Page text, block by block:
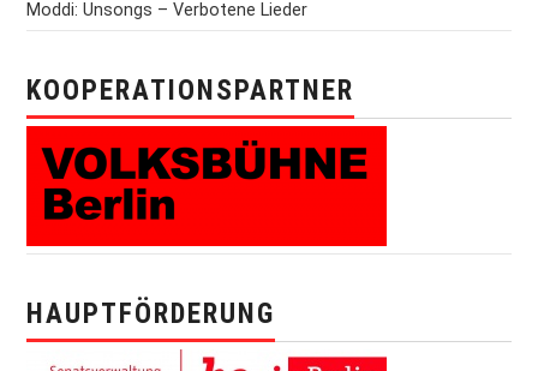
Moddi: Unsongs – Verbotene Lieder
KOOPERATIONSPARTNER
HAUPTFÖRDERUNG